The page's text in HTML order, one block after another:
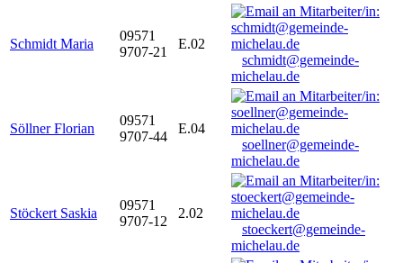
Schmidt Maria
09571
9707-21
E.02
schmidt@gemeinde-
michelau.de
Söllner Florian
09571
9707-44
E.04
soellner@gemeinde-
michelau.de
Stöckert Saskia
09571
9707-12
2.02
stoeckert@gemeinde-
michelau.de